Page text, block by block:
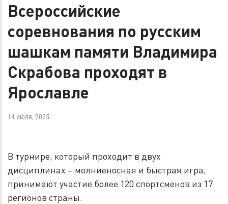
Всероссийские
соревнования по русским
шашкам памяти Владимира
Скрабова проходят в
Ярославле
14 июля, 2025
В турнире, который проходит в двух
дисциплинах – молниеносная и быстрая игра,
принимают участие более 120 спортсменов из 17
регионов страны.